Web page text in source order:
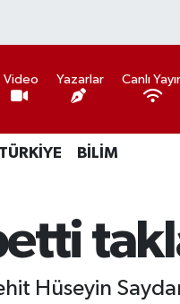
Video Yazarlar Canlı
TÜRKİYE BİLİM
Hüseyin